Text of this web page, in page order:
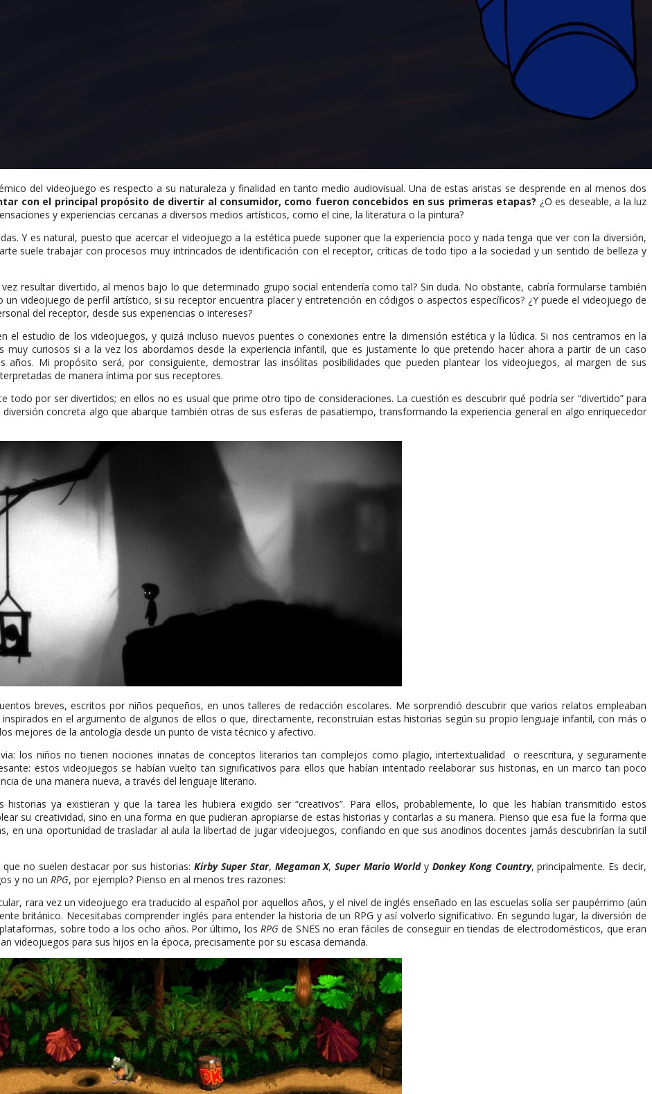
del videojuego es respecto a su naturaleza y finalidad en tanto medio audiovisual. Una de estas aristas se desprende en al menos dos
con el principal propósito de divertir al consumidor, como fueron concebidos en sus primeras etapas? ¿O es deseable, a la luz
y experiencias cercanas a diversos medios artísticos, como el cine, la literatura o la pintura?
Y es natural, puesto que acercar el videojuego a la estética puede suponer que la experiencia poco y nada tenga que ver con la diversión,
suele trabajar con procesos muy intrincados de identificación con el receptor, críticas de todo tipo a la sociedad y un sentido de belleza y
resultar divertido, al menos bajo lo que determinado grupo social entendería como tal? Sin duda. No obstante, cabría formularse también
videojuego de perfil artístico, si su receptor encuentra placer y entretención en códigos o aspectos específicos? ¿Y puede el videojuego de
del receptor, desde sus experiencias o intereses?
el estudio de los videojuegos, y quizá incluso nuevos puentes o conexiones entre la dimensión estética y la lúdica. Si nos centramos en la
muy curiosos si a la vez los abordamos desde la experiencia infantil, que es justamente lo que pretendo hacer ahora a partir de un caso
Mi propósito será, por consiguiente, demostrar las insólitas posibilidades que pueden plantear los videojuegos, al margen de sus
de manera íntima por sus receptores.
todo por ser divertidos; en ellos no es usual que prime otro tipo de consideraciones. La cuestión es descubrir qué podría ser “divertido” para
concreta algo que abarque también otras de sus esferas de pasatiempo, transformando la experiencia general en algo enriquecedor
breves, escritos por niños pequeños, en unos talleres de redacción escolares. Me sorprendió descubrir que varios relatos empleaban
en el argumento de algunos de ellos o que, directamente, reconstruían estas historias según su propio lenguaje infantil, con más o
mejores de la antología desde un punto de vista técnico y afectivo.
los niños no tienen nociones innatas de conceptos literarios tan complejos como plagio, intertextualidad o reescritura, y seguramente
estos videojuegos se habían vuelto tan significativos para ellos que habían intentado reelaborar sus historias, en un marco tan poco
de una manera nueva, a través del lenguaje literario.
ya existieran y que la tarea les hubiera exigido ser “creativos”. Para ellos, probablemente, lo que les habían transmitido estos
su creatividad, sino en una forma en que pudieran apropiarse de estas historias y contarlas a su manera. Pienso que esa fue la forma que
en una oportunidad de trasladar al aula la libertad de jugar videojuegos, confiando en que sus anodinos docentes jamás descubrirían la sutil
no suelen destacar por sus historias: Kirby Super Star, Megaman X,Super Mario Worldy Donkey Kong Country, principalmente. Es decir,
y no un RPG, por ejemplo? Pienso en al menos tres razones:
rara vez un videojuego era traducido al español por aquellos años, y el nivel de inglés enseñado en las escuelas solía ser paupérrimo (aún
británico. Necesitabas comprender inglés para entender la historia de un RPG y así volverlo significativo. En segundo lugar, la diversión de
sobre todo a los ocho años. Por último, los RPG de SNES no eran fáciles de conseguir en tiendas de electrodomésticos, que eran
videojuegos para sus hijos en la época, precisamente por su escasa demanda.